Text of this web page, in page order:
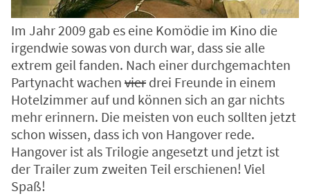
Im Jahr 2009 gab es eine Komödie im Kino die
irgendwie sowas von durch war, dass sie alle
extrem geil fanden. Nach einer durchgemachten
Partynacht wachen vier drei Freunde in einem
Hotelzimmer auf und können sich an gar nichts
mehr erinnern. Die meisten von euch sollten jetzt
schon wissen, dass ich von Hangover rede.
Hangover ist als Trilogie angesetzt und jetzt ist
der Trailer zum zweiten Teil erschienen! Viel
Spaß!